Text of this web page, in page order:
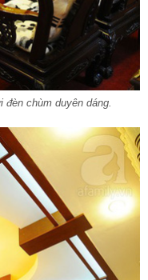
chùm duyên dáng.